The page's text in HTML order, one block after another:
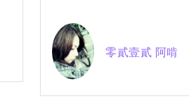
零貳壹貳 阿啃